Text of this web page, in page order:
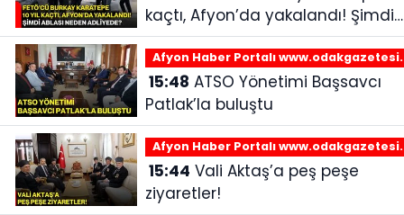
kaçtı, Afyon’da yakalandı! Şimdi
ablası neden adliyede?
Afyon Haber Portalı
15:48
Patlak’la buluştu
Afyon Haber Portalı
15:44
ziyaretler!